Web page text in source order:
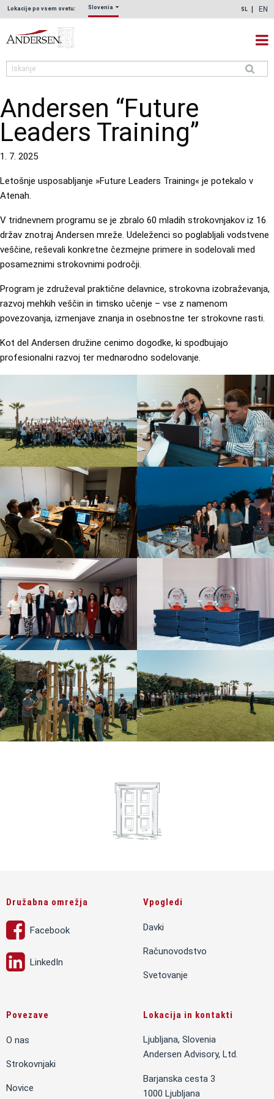
Lokacije po vsem svetu: Slovenia SL EN
Andersen “Future
Leaders Training”
1. 7. 2025
Letošnje usposabljanje »Future Leaders Training« je potekalo v
Atenah.
V tridnevnem programu se je zbralo 60 mladih strokovnjakov iz 16
držav znotraj Andersen mreže. Udeleženci so poglabljali vodstvene
veščine, reševali konkretne čezmejne primere in sodelovali med
posameznimi strokovnimi področji.
Program je združeval praktične delavnice, strokovna izobraževanja,
razvoj mehkih veščin in timsko učenje – vse z namenom
povezovanja, izmenjave znanja in osebnostne ter strokovne rasti.
Kot del Andersen družine cenimo dogodke, ki spodbujajo
profesionalni razvoj ter mednarodno sodelovanje.
Družabna omrežja
Facebook
LinkedIn
Vpogledi
Davki
Računovodstvo
Svetovanje
Povezave
O nas
Strokovnjaki
Novice
Lokacija in kontakti
Ljubljana, Slovenia
Andersen Advisory, Ltd.
Barjanska cesta 3
1000 Ljubljana